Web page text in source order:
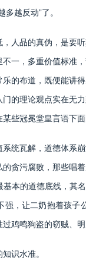
越反动”了。
品的真伪，是要听
一，多重价值标准
的布道，既便能讲
的理论观点实在无
些冠冕堂皇言语下面
瓦解，道德体系崩
贪污腐败，那些唱
本的道德底线，其
强，让二奶抱着孩
鸡鸣狗盗的窃贼、明
识水准。